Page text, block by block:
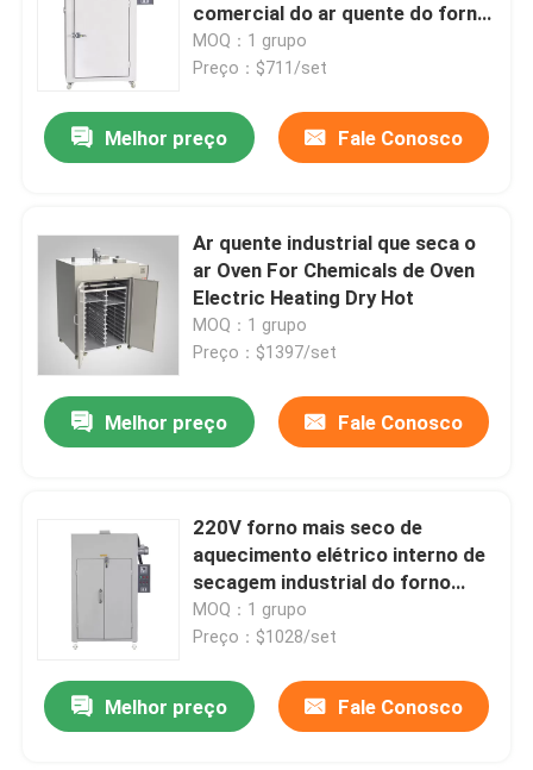
comercial do ar quente do forno
5kw
MOQ：1 grupo
Preço：$711/set
Melhor preço Fale Conosco
Ar quente industrial que seca o
ar Oven For Chemicals de Oven
Electric Heating Dry Hot
MOQ：1 grupo
Preço：$1397/set
Melhor preço Fale Conosco
220V forno mais seco de
aquecimento elétrico interno de
secagem industrial do forno
SUS304
MOQ：1 grupo
Preço：$1028/set
Melhor preço Fale Conosco